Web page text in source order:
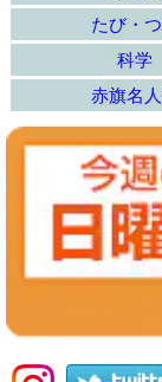
たび・
科学
赤旗名